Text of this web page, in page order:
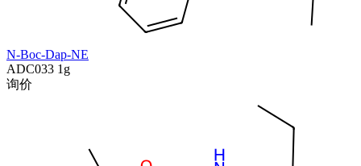
N-Boc-Dap-NE
ADC033 1g
询价